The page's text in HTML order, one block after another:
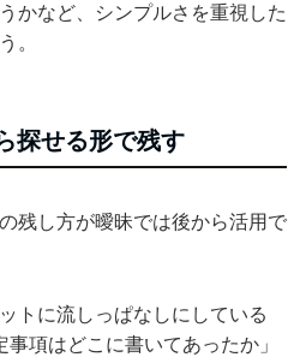
かなど、シンプルさを重視した
。
探せる形で残す
残し方が曖昧では後から活用で
トに流しっぱなしにしている
項はどこに書いてあったか」